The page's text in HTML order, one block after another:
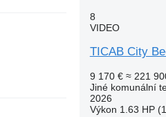
8
VIDEO
TICAB City
9 170 € ≈ 221
Jiné komunální
2026
Výkon 1.63 HP